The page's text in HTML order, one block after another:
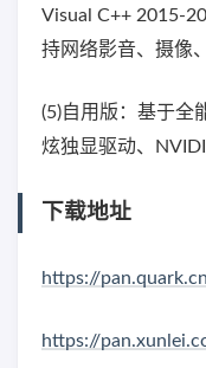
Visual C++ 2015-
持网络影音、摄像
(5)自用版：基于全
炫独显驱动、
下载地址
https://
https://